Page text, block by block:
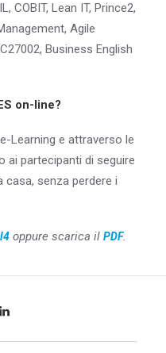
COBIT, Lean IT, Prince2,
Agile
Business English
on-line?
Learning e attraverso le
ai partecipanti di seguire
casa, senza perdere i
oppure scarica il PDF.